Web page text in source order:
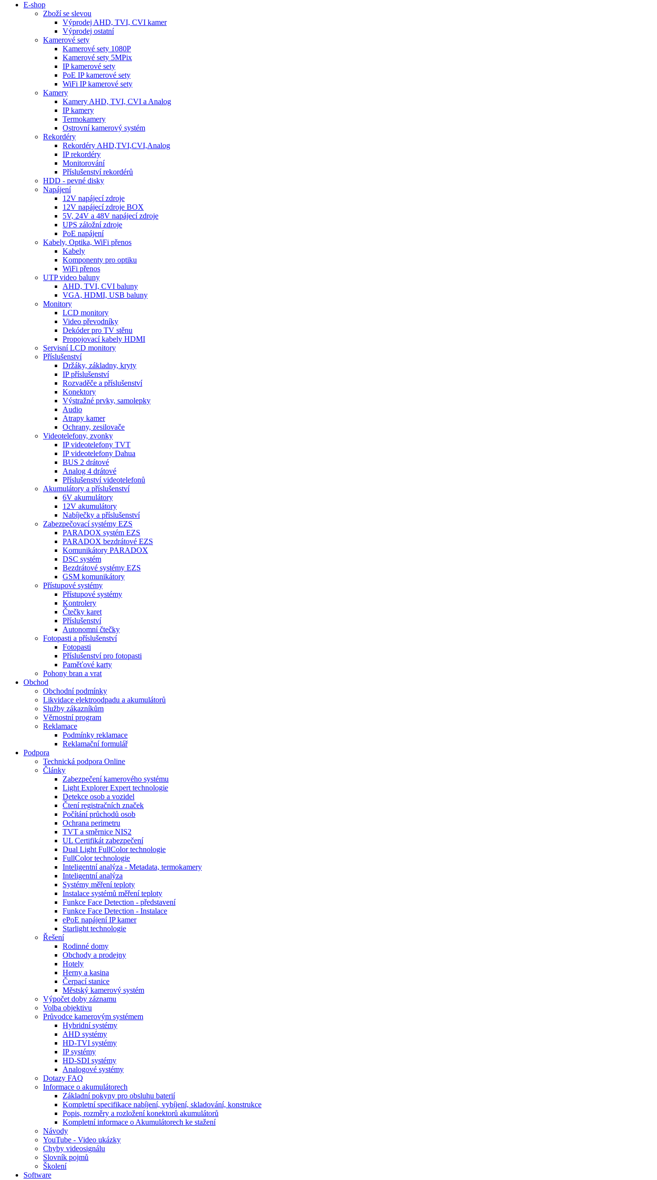
E-shop
Zboží se slevou
Výprodej AHD, TVI, CVI kamer
Výprodej ostatní
Kamerové sety
Kamerové sety 1080P
Kamerové sety 5MPix
IP kamerové sety
PoE IP kamerové sety
WiFi IP kamerové sety
Kamery
Kamery AHD, TVI, CVI a Analog
IP kamery
Termokamery
Ostrovní kamerový systém
Rekordéry
Rekordéry AHD,TVI,CVI,Analog
IP rekordéry
Monitorování
Příslušenství rekordérů
HDD - pevné disky
Napájení
12V napájecí zdroje
12V napájecí zdroje BOX
5V, 24V a 48V napájecí zdroje
UPS záložní zdroje
PoE napájení
Kabely, Optika, WiFi přenos
Kabely
Komponenty pro optiku
WiFi přenos
UTP video baluny
AHD, TVI, CVI baluny
VGA, HDMI, USB baluny
Monitory
LCD monitory
Video převodníky
Dekóder pro TV stěnu
Propojovací kabely HDMI
Servisní LCD monitory
Příslušenství
Držáky, základny, kryty
IP příslušenství
Rozvaděče a příslušenství
Konektory
Výstražné prvky, samolepky
Audio
Atrapy kamer
Ochrany, zesilovače
Videotelefony, zvonky
IP videotelefony TVT
IP videotelefony Dahua
BUS 2 drátové
Analog 4 drátové
Příslušenství videotelefonů
Akumulátory a příslušenství
6V akumulátory
12V akumulátory
Nabíječky a příslušenství
Zabezpečovací systémy EZS
PARADOX systém EZS
PARADOX bezdrátové EZS
Komunikátory PARADOX
DSC systém
Bezdrátové systémy EZS
GSM komunikátory
Přístupové systémy
Přístupové systémy
Kontrolery
Čtečky karet
Příslušenství
Autonomní čtečky
Fotopasti a příslušenství
Fotopasti
Příslušenství pro fotopasti
Paměťové karty
Pohony bran a vrat
Obchod
Obchodní podmínky
Likvidace elektroodpadu a akumulátorů
Služby zákazníkům
Věrnostní program
Reklamace
Podmínky reklamace
Reklamační formulář
Podpora
Technická podpora Online
Články
Zabezpečení kamerového systému
Light Explorer Expert technologie
Detekce osob a vozidel
Čtení registračních značek
Počítání průchodů osob
Ochrana perimetru
TVT a směrnice NIS2
UL Certifikát zabezpečení
Dual Light FullColor technologie
FullColor technologie
Inteligentní analýza - Metadata, termokamery
Inteligentní analýza
Systémy měření teploty
Instalace systémů měření teploty
Funkce Face Detection - představení
Funkce Face Detection - Instalace
ePoE napájení IP kamer
Starlight technologie
Řešení
Rodinné domy
Obchody a prodejny
Hotely
Herny a kasina
Čerpací stanice
Městský kamerový systém
Výpočet doby záznamu
Volba objektivu
Průvodce kamerovým systémem
Hybridní systémy
AHD systémy
HD-TVI systémy
IP systémy
HD-SDI systémy
Analogové systémy
Dotazy FAQ
Informace o akumulátorech
Základní pokyny pro obsluhu baterií
Kompletní specifikace nabíjení, vybíjení, skladování, konstrukce
Popis, rozměry a rozložení konektorů akumulátorů
Kompletní informace o Akumulátorech ke stažení
Návody
YouTube - Video ukázky
Chyby videosignálu
Slovník pojmů
Školení
Software